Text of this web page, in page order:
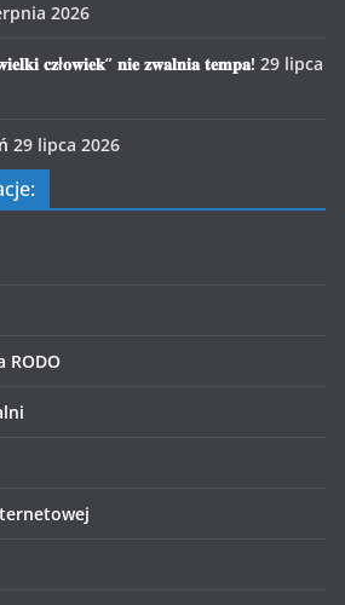
2026
𝐜𝐳ł𝐨𝐰𝐢𝐞𝐤” 𝐧𝐢𝐞 𝐳𝐰𝐚𝐥𝐧𝐢𝐚 𝐭𝐞𝐦𝐩𝐚! 29 lipca
29 lipca 2026
RODO